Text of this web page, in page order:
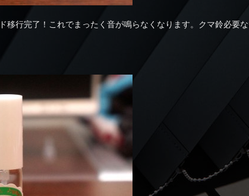
行完了！これでまったく音が鳴らなくなります。クマ鈴必要